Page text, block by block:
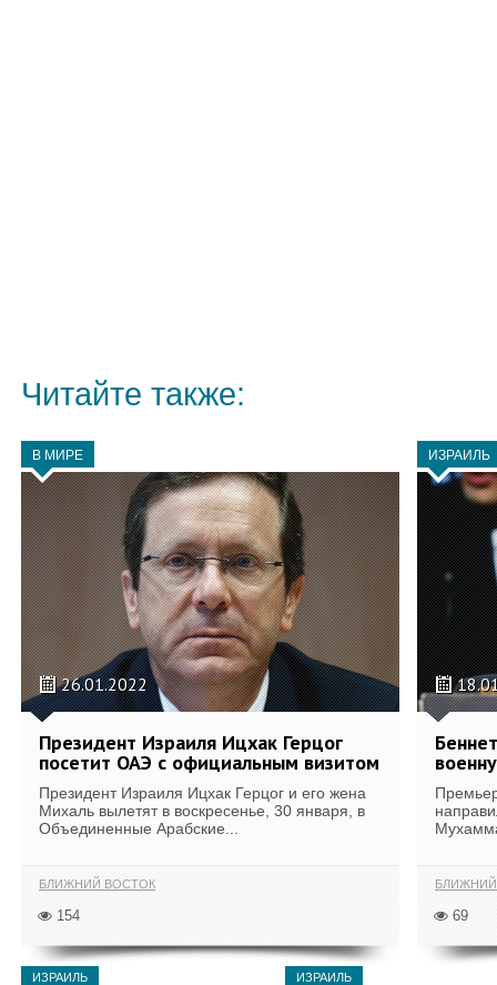
Читайте также:
В МИРЕ
26.01.2022
Президент Израиля Ицхак Герцог
посетит ОАЭ с официальным визитом
Президент Израиля Ицхак Герцог и его жена
Михаль вылетят в воскресенье, 30 января, в
Объединенные Арабские...
БЛИЖНИЙ ВОСТОК
154
ИЗРАИЛЬ
69
ИЗРАИЛЬ ИЗРАИЛЬ